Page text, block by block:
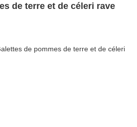
de terre et de céleri rave